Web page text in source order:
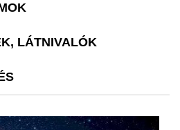
LÁTNIVALÓK